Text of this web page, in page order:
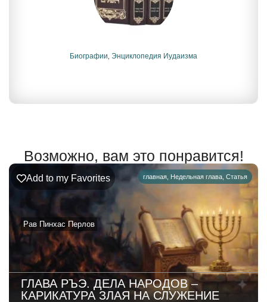
Биографии Энциклопедия Иудаизма
Возможно, вам это понравится!
главная Недельная глава Статья
Рав Пинхас Перлов
Add to my Favorites
ГЛАВА РЪЭ. ДЕЛА НАРОДОВ –
КАРИКАТУРА ЗЛАЯ НА СЛУЖЕНИЕ